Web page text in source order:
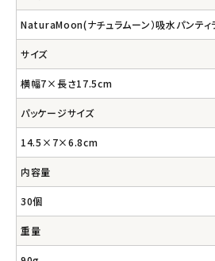
NaturaMoon(ナチュラムーン）吸水パンテ
サイズ
横幅7×長さ17.5cm
パッケージサイズ
14.5×7×6.8cm
内容量
30個
重量